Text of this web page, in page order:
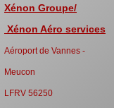
Xénon Groupe/
Xénon Aéro services
Aéroport de Vannes -
Meucon
LFRV 56250